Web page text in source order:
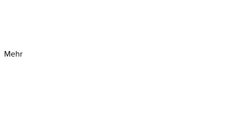
Mehr